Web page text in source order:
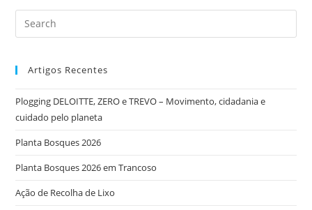
Artigos Recentes
Plogging DELOITTE, ZERO e TREVO – Movimento, cidadania e
cuidado pelo planeta
Planta Bosques 2026
Planta Bosques 2026 em Trancoso
Ação de Recolha de Lixo